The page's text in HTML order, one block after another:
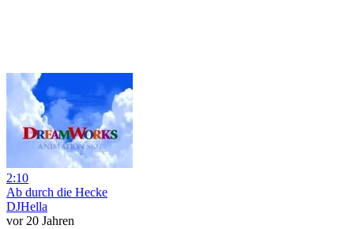
2:10
Ab durch die Hecke
DJHella
vor 20 Jahren